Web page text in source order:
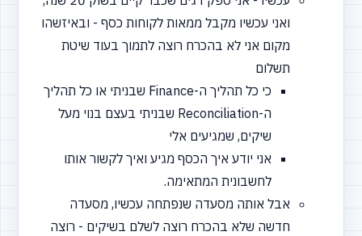
ואני עכשיו מקבל ממאות לקוחות כסף - ובאיזשהו
מקום אני לא בהכרח רוצה לתמוך בעוד שיטת
תשלום
כי כל תהליך ה-Finance שבניתי או כל תהליך
ה-Reconciliation שבניתי בעצם בנוי מעל
שיקים, שמגיעים אלי
אני יודע איך הכסף מגיע ואיך לקשור אותו
לחשבונית המתאימה.
אבל אותה מסעדה שנפתחה עכשיו, מסעדה
חדשה שלא בהכרח רוצה לשלם בשיקים - רוצה